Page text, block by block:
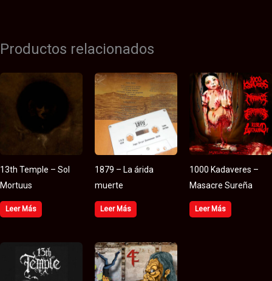
Productos relacionados
13th Temple – Sol
Mortuus
Leer Más
1879 – La árida
muerte
Leer Más
1000 Kadaveres –
Masacre Sureña
Leer Más